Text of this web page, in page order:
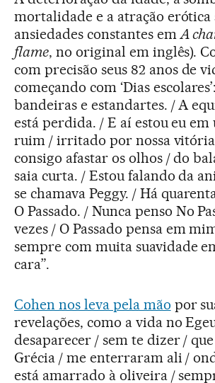
mortalidade e a atração erótica
ansiedades constantes em A
flame, no original em inglês).
com precisão seus 82 anos de
começando com ‘Dias
bandeiras e estandartes. / A
está perdida. / E aí estou eu em
ruim / irritado por nossa
consigo afastar os olhos / do
saia curta. / Estou falando da
se chamava Peggy. / Há
O Passado. / Nunca penso No
vezes / O Passado pensa em
sempre com muita suavidade
cara”.
Cohen nos leva pela mão por
revelações, como a vida no
desaparecer / sem te dizer /
Grécia / me enterraram ali /
está amarrado à oliveira /